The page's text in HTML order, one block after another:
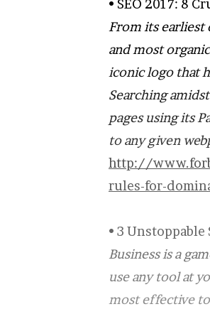
• SEO 2017: 8
From its earliest
and most
iconic logo that
Searching
pages using its
to any given
http://
rules-for-
• 3 Unstoppable
Business is a
use any tool at
most effective